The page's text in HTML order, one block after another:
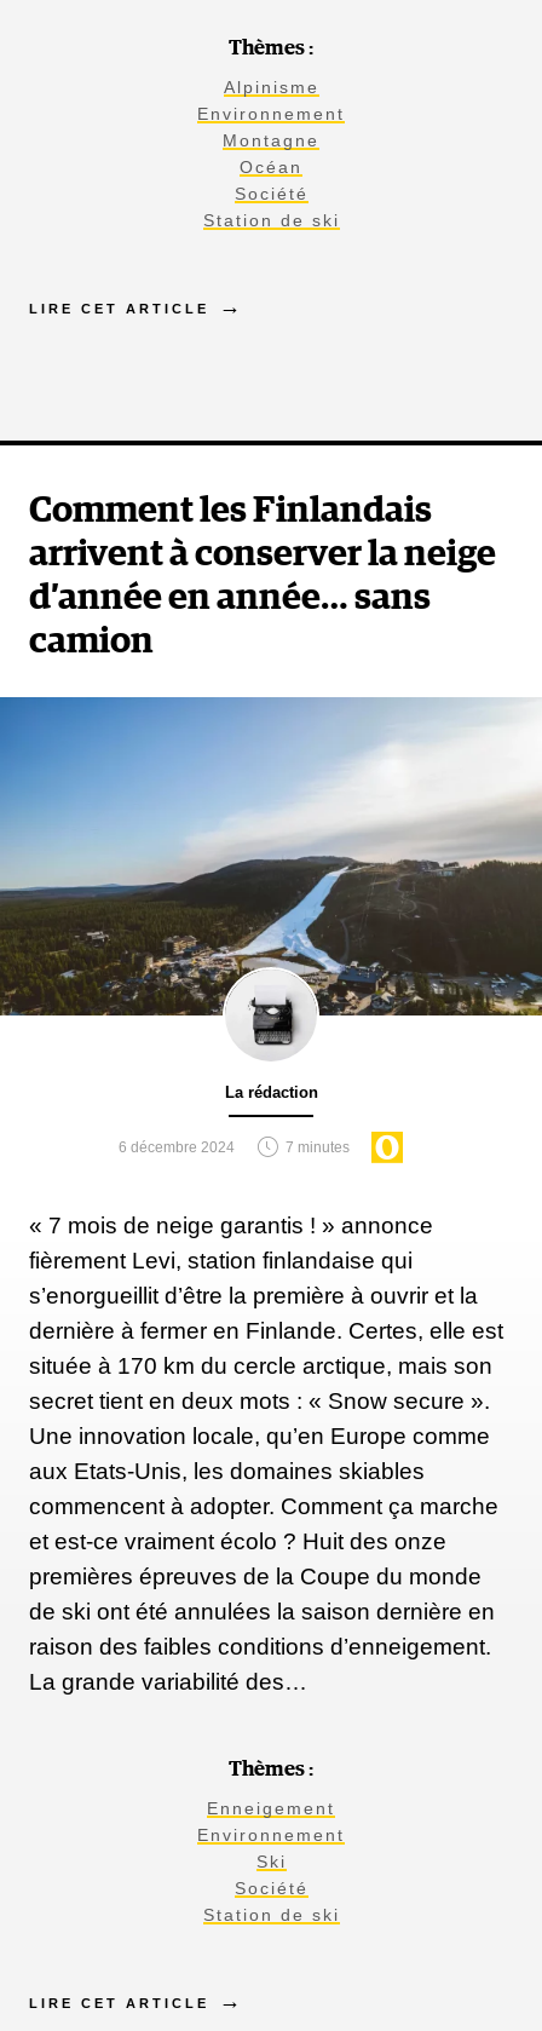
Thèmes :
Alpinisme
Environnement
Montagne
Océan
Société
Station de ski
LIRE CET ARTICLE
Comment les Finlandais
arrivent à conserver la neige
d’année en année… sans
camion
La rédaction
6 décembre 2024 7 minutes
« 7 mois de neige garantis ! » annonce
fièrement Levi, station finlandaise qui
s’enorgueillit d’être la première à ouvrir et la
dernière à fermer en Finlande. Certes, elle est
située à 170 km du cercle arctique, mais son
secret tient en deux mots : « Snow secure ».
Une innovation locale, qu’en Europe comme
aux Etats-Unis, les domaines skiables
commencent à adopter. Comment ça marche
et est-ce vraiment écolo ? Huit des onze
premières épreuves de la Coupe du monde
de ski ont été annulées la saison dernière en
raison des faibles conditions d’enneigement.
La grande variabilité des…
Thèmes :
Enneigement
Environnement
Ski
Société
Station de ski
LIRE CET ARTICLE